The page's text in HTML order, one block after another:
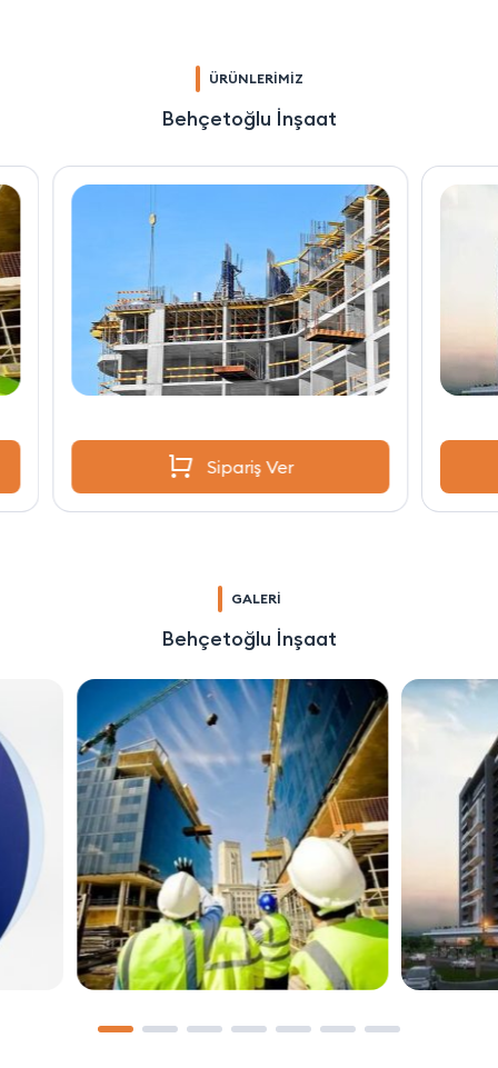
ÜRÜNLERİMİZ
Behçetoğlu İnşaat
Sipariş Ver
GALERİ
Behçetoğlu İnşaat